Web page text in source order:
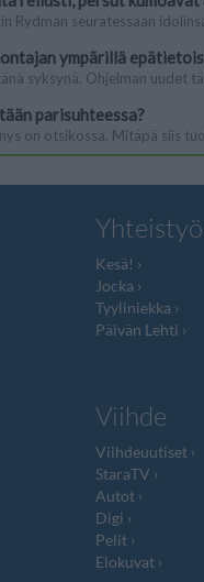
Kesä!
Jocka
Tyyliniekka
Päivän Lehti
Viihde
Viihdeuutiset
StaraTV
Autot
Digi
Pelit
Elokuvat